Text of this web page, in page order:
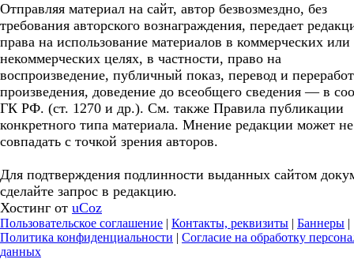
Отправляя материал на сайт, автор безвозмездно, без
требования авторского вознаграждения, передает
права на использование материалов в коммерческих или
некоммерческих целях, в частности, право на
воспроизведение, публичный показ, перевод и
произведения, доведение до всеобщего сведения — в
ГК РФ. (ст. 1270 и др.). См. также Правила публикации
конкретного типа материала. Мнение редакции может не
совпадать с точкой зрения авторов.
Для подтверждения подлинности выданных сайтом
сделайте запрос в редакцию.
Хостинг от uCoz
Пользовательское соглашение | Контакты, реквизиты | Баннеры |
Политика конфиденциальности | Согласие на обработку
данных